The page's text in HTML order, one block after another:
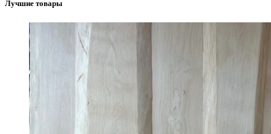
Лучшие товары